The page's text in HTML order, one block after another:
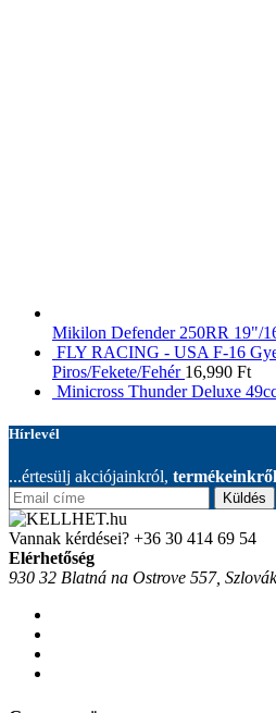
Mikilon Defender 250RR 19"/
FLY RACING - USA F-16
Piros/Fekete/Fehér 16,990 Ft
Minicross Thunder Deluxe
Hírlevél
...értesülj akciójainkról,
Küldés
Vannak kérdései? +36 30 414 69 54
Elérhetőség
930 32 Blatná na Ostrove 557,